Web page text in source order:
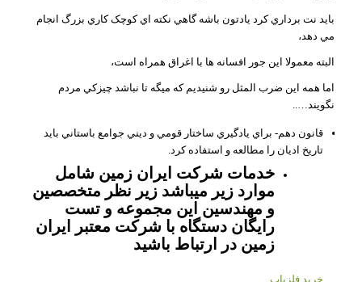
باید نت برداري کرد يادتون باشه گاهي نکته اي کوچک کاري بزرگ انجام
مي دهد،
البته معمولا اين جور افسانه ها با اغراق همراه است،
اما همه اين ضرب المثل رو شنيديم که ميگه تا نباشد چيزکي مردم
نگويند…..
قانون دهم- براي يادگيري ساختار قومي و ديني جوامع باستاني بايد
تاريخ اديان را مطالعه و استفاده کرد.
خدمات شرکت ایران زمین شامل
موارد زیر میباشد زیر نظر متخصصین
و مهندسین این مجموعه و تست
رایگان دستگاه با شرکت معتبر ایران
زمین در ارتباط باشید
خرید فلزیاب